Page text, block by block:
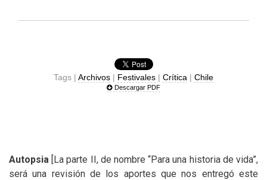
Tags | Archivos | Festivales | Crítica | Chile
Descargar PDF
Autopsia [La parte II, de nombre “Para una historia de vida”,
será una revisión de los aportes que nos entregó este